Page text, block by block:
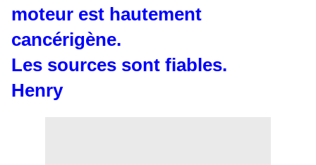
moteur est hautement
cancérigène.
Les sources sont fiables.
Henry